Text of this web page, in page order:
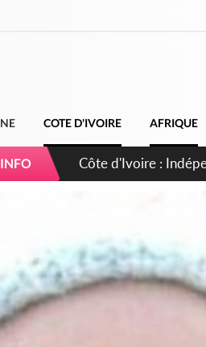
COTE D'IVOIRE AFRIQUE
Sierra Leone : Un